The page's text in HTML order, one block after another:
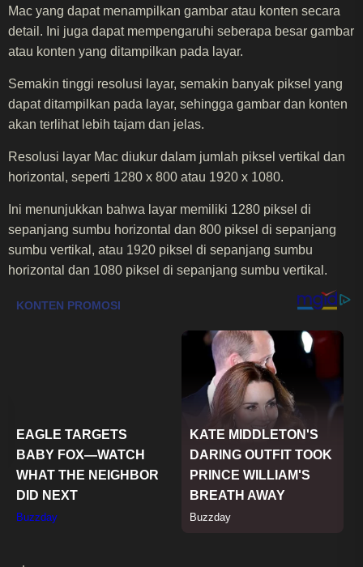
Mac yang dapat menampilkan gambar atau konten secara
detail. Ini juga dapat mempengaruhi seberapa besar gambar
atau konten yang ditampilkan pada layar.
Semakin tinggi resolusi layar, semakin banyak piksel yang
dapat ditampilkan pada layar, sehingga gambar dan konten
akan terlihat lebih tajam dan jelas.
Resolusi layar Mac diukur dalam jumlah piksel vertikal dan
horizontal, seperti 1280 x 800 atau 1920 x 1080.
Ini menunjukkan bahwa layar memiliki 1280 piksel di
sepanjang sumbu horizontal dan 800 piksel di sepanjang
sumbu vertikal, atau 1920 piksel di sepanjang sumbu
horizontal dan 1080 piksel di sepanjang sumbu vertikal.